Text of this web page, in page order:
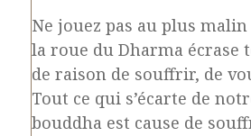
Ne jouez pas au plus malin
la roue du Dharma écrase
de raison de souffrir, de
Tout ce qui s’écarte de
bouddha est cause de